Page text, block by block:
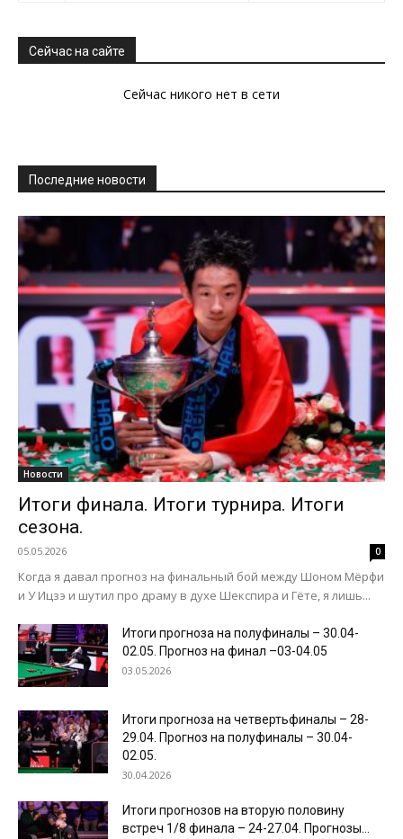
Сейчас на сайте
Сейчас никого нет в сети
Последние новости
Новости
Итоги финала. Итоги турнира. Итоги
сезона.
05.05.2026 0
Когда я давал прогноз на финальный бой между Шоном Мёрфи
и У Ицзэ и шутил про драму в духе Шекспира и Гёте, я лишь...
Итоги прогноза на полуфиналы – 30.04-
02.05. Прогноз на финал –03-04.05
03.05.2026
Итоги прогноза на четвертьфиналы – 28-
29.04. Прогноз на полуфиналы – 30.04-
02.05.
30.04.2026
Итоги прогнозов на вторую половину
встреч 1/8 финала – 24-27.04. Прогнозы...